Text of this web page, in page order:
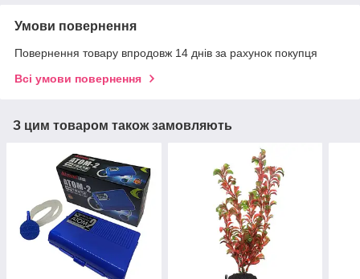
Умови повернення
Повернення товару впродовж 14 днів за рахунок покупця
Всі умови повернення
З цим товаром також замовляють